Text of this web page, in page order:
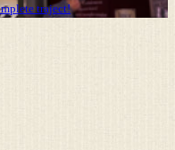
traject!